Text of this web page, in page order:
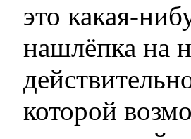
это какая-
нашлёпка на
которой